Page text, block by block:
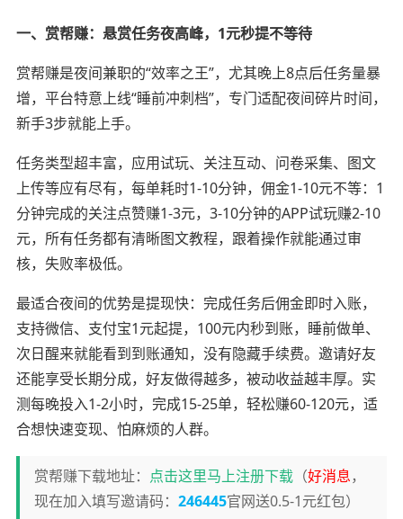
一、赏帮赚：悬赏任务夜高峰，1元秒提不等待
赏帮赚是夜间兼职的“效率之王”，尤其晚上8点后任务量暴
增，平台特意上线“睡前冲刺档”，专门适配夜间碎片时间，
新手3步就能上手。
任务类型超丰富，应用试玩、关注互动、问卷采集、图文
上传等应有尽有，每单耗时1-10分钟，佣金1-10元不等：1
分钟完成的关注点赞赚1-3元，3-10分钟的APP试玩赚2-10
元，所有任务都有清晰图文教程，跟着操作就能通过审
核，失败率极低。
最适合夜间的优势是提现快：完成任务后佣金即时入账，
支持微信、支付宝1元起提，100元内秒到账，睡前做单、
次日醒来就能看到到账通知，没有隐藏手续费。邀请好友
还能享受长期分成，好友做得越多，被动收益越丰厚。实
测每晚投入1-2小时，完成15-25单，轻松赚60-120元，适
合想快速变现、怕麻烦的人群。
赏帮赚下载地址： 点击这里马上注册下载（好消息，
现在加入填写邀请码： 246445官网送0.5-1元红包）